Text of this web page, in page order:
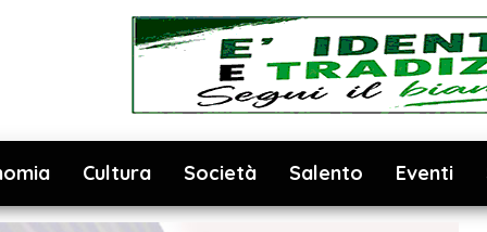
Cultura Società Salento Eventi